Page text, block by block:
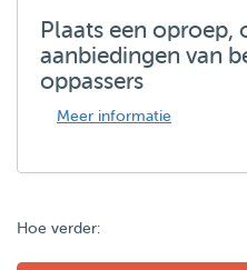
Plaats een
aanbiedingen van
oppassers
Meer informatie
Hoe verder: